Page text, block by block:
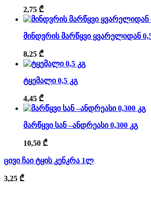
2,75 ₾
მინდვრის მარწყვი ყვარელიდან
8,25 ₾
ტყემალი 0,5 კგ
4,45 ₾
მარწყვი სან –ანდრეასი 0,300 კგ
10,50 ₾
ცივი ჩაი ტყის კენკრა 1ლ
3,25 ₾